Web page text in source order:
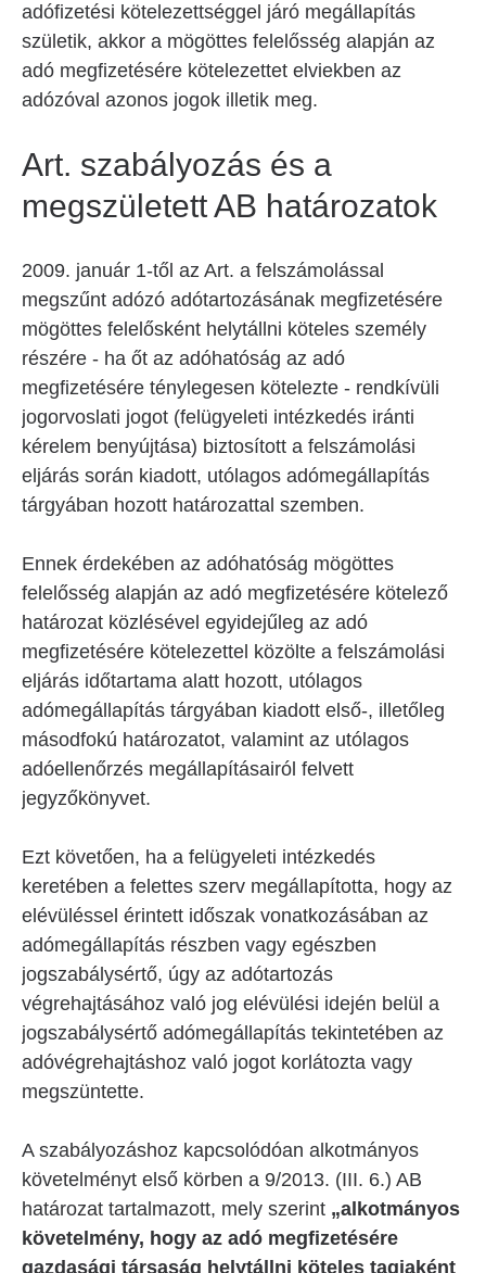
adófizetési kötelezettséggel járó megállapítás
születik, akkor a mögöttes felelősség alapján az
adó megfizetésére kötelezettet elviekben az
adózóval azonos jogok illetik meg.
Art. szabályozás és a
megszületett AB határozatok
2009. január 1-től az Art. a felszámolással
megszűnt adózó adótartozásának megfizetésére
mögöttes felelősként helytállni köteles személy
részére - ha őt az adóhatóság az adó
megfizetésére ténylegesen kötelezte - rendkívüli
jogorvoslati jogot (felügyeleti intézkedés iránti
kérelem benyújtása) biztosított a felszámolási
eljárás során kiadott, utólagos adómegállapítás
tárgyában hozott határozattal szemben.
Ennek érdekében az adóhatóság mögöttes
felelősség alapján az adó megfizetésére kötelező
határozat közlésével egyidejűleg az adó
megfizetésére kötelezettel közölte a felszámolási
eljárás időtartama alatt hozott, utólagos
adómegállapítás tárgyában kiadott első-, illetőleg
másodfokú határozatot, valamint az utólagos
adóellenőrzés megállapításairól felvett
jegyzőkönyvet.
Ezt követően, ha a felügyeleti intézkedés
keretében a felettes szerv megállapította, hogy az
elévüléssel érintett időszak vonatkozásában az
adómegállapítás részben vagy egészben
jogszabálysértő, úgy az adótartozás
végrehajtásához való jog elévülési idején belül a
jogszabálysértő adómegállapítás tekintetében az
adóvégrehajtáshoz való jogot korlátozta vagy
megszüntette.
A szabályozáshoz kapcsolódóan alkotmányos
követelményt első körben a 9/2013. (III. 6.) AB
határozat tartalmazott, mely szerint „alkotmányos
követelmény, hogy az adó megfizetésére
gazdasági társaság helytállni köteles tagjaként